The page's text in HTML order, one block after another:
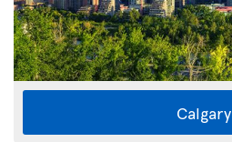
Calgary